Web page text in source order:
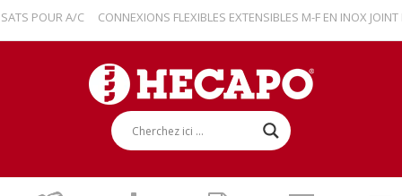
POUR A/C CONNEXIONS FLEXIBLES EXTENSIBLES M-F EN INOX JOINT